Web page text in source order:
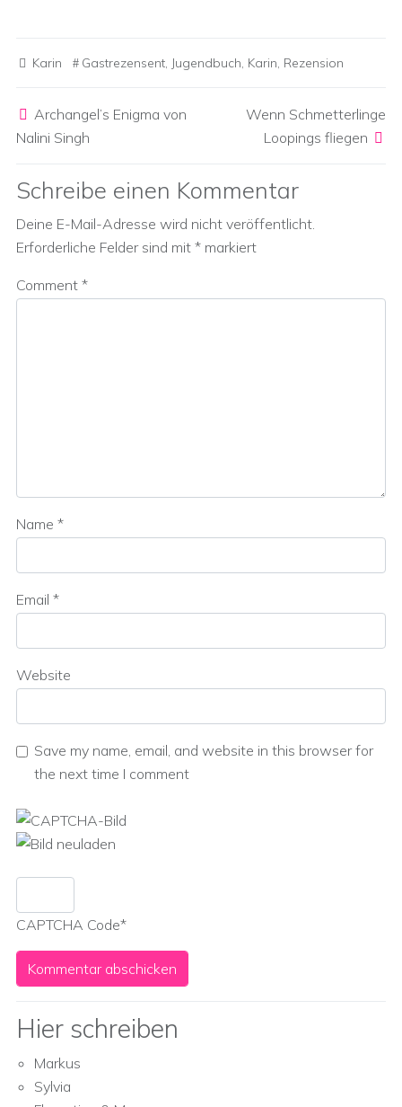
Karin Gastrezensent, Jugendbuch, Karin, Rezension
Archangel’s Enigma von
Nalini Singh
Wenn Schmetterlinge
Loopings fliegen
Schreibe einen Kommentar
Deine E-Mail-Adresse wird nicht veröffentlicht.
Erforderliche Felder sind mit * markiert
Comment *
Name *
Email *
Website
Save my name, email, and website in this browser for
the next time I comment
CAPTCHA Code*
Hier schreiben
Markus
Sylvia